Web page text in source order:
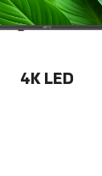
4K LED